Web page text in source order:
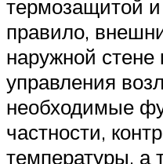
термозащитой и
правило,
наружной стене
управления
необходимые
частности,
температуры, а